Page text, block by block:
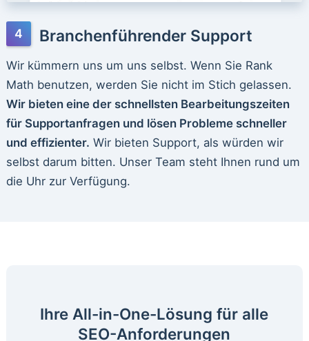
Branchenführender Support
Wir kümmern uns um uns selbst. Wenn Sie Rank
Math benutzen, werden Sie nicht im Stich gelassen.
Wir bieten eine der schnellsten Bearbeitungszeiten
für Supportanfragen und lösen Probleme schneller
und effizienter. Wir bieten Support, als würden wir
selbst darum bitten. Unser Team steht Ihnen rund um
die Uhr zur Verfügung.
Ihre All-in-One-Lösung für alle
SEO-Anforderungen